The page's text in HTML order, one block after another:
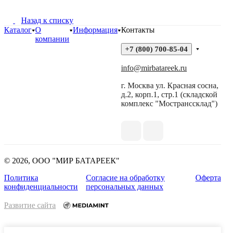
Назад к списку
Каталог О
компании
Информация Контакты
+7 (800) 700-85-04
info@mirbatareek.ru
г. Москва ул. Красная сосна,
д.2, корп.1, стр.1 (складской
комплекс "Мостранссклад")
© 2026, ООО "МИР БАТАРЕЕК"
Политика
конфиденциальности
Согласие на обработку
персональных данных
Оферта
Развитие сайта